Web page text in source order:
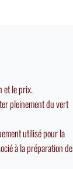
et le prix.
pleinement du vert
utilisé pour la
à la préparation de